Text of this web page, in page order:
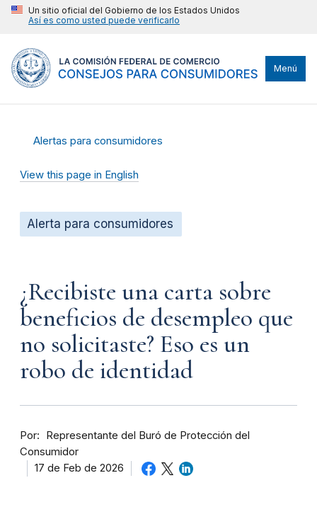
Un sitio oficial del Gobierno de los Estados Unidos
Así es como usted puede verificarlo
Menú
Alertas para consumidores
View this page in English
Alerta para consumidores
¿Recibiste una carta sobre
beneficios de desempleo que
no solicitaste? Eso es un
robo de identidad
Por
Representante del Buró de Protección del
Consumidor
17 de Feb de 2026